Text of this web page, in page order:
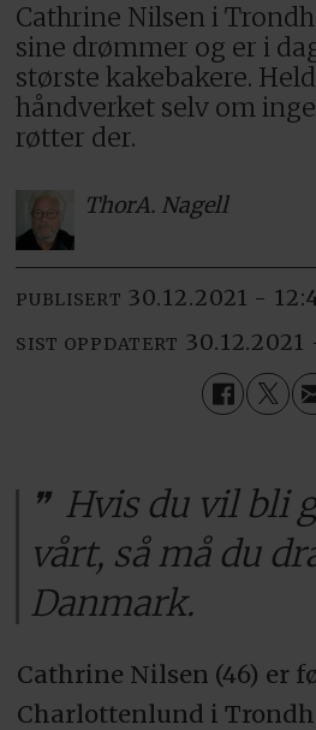
Cathrine Nilsen i
sine drømmer og er i
største kakebakere.
håndverket selv om
røtter der.
ThorA. Nagell
PUBLISERT 30.12.2021 -
SIST OPPDATERT
Hvis du vil bli
vårt, så må du
Danmark.
Cathrine Nilsen (46) er
Charlottenlund i